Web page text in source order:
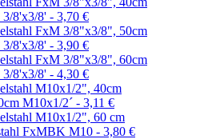
3/8'x3/8' - 3,70 €
3/8'x3/8' - 3,90 €
3/8'x3/8' - 4,30 €
M10x1/2´ - 3,11 €
FxMBK M10 - 3,80 €